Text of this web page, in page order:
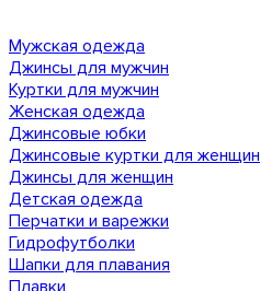
Мужская одежда
Джинсы для мужчин
Куртки для мужчин
Женская одежда
Джинсовые юбки
Джинсовые куртки для женщин
Джинсы для женщин
Детская одежда
Перчатки и варежки
Гидрофутболки
Шапки для плавания
Плавки